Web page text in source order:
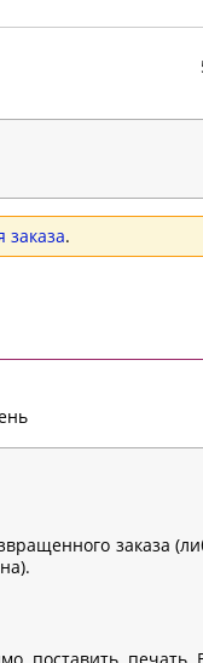
.
заказа
поставить печать